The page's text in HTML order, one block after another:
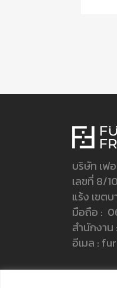
บริษัท เฟ
เลขที่ 8/
แร้ง เขต
มือถือ :
สำนักงาน :
อีเมล :